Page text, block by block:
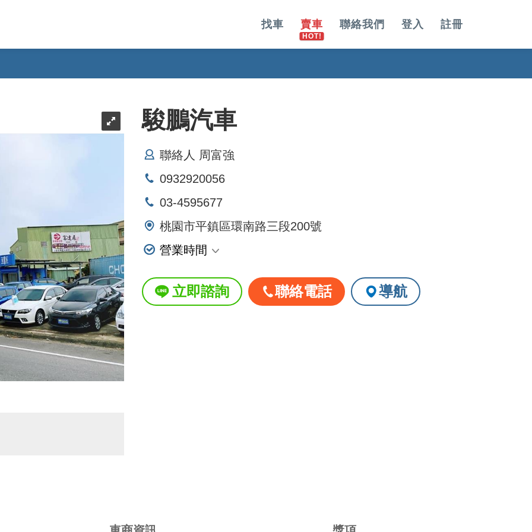
找車 賣車 聯絡我們 登入 註冊
駿鵬汽車
聯絡人 周富強
0932920056
03-4595677
桃園市平鎮區環南路三段200號
營業時間
星期二
立即諮詢 聯絡電話 導航